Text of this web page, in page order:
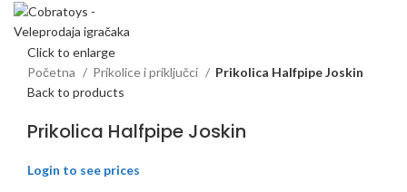
Click to enlarge
Početna
Prikolice i priključci
Prikolica Halfpipe Joskin
Back to products
Prikolica Halfpipe Joskin
Login to see prices